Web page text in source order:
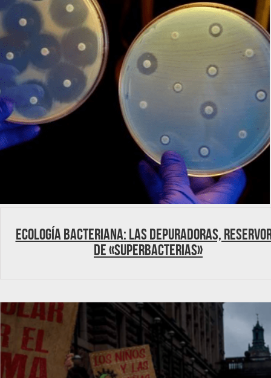
Ecología bacteriana: Las depuradoras,
de «superbacterias»